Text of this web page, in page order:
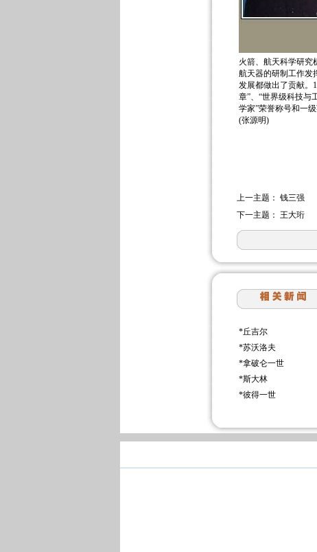
火箭、航天科学研究
航天器的研制工作发
发展都做出了贡献。
章”、“世界级科技与
学家”荣誉称号和一
(张源明)
上一主题： 钱三强
下一主题： 王大珩
*丘吉尔
*苏沃洛夫
*拿破仑一世
*斯大林
*彼得一世